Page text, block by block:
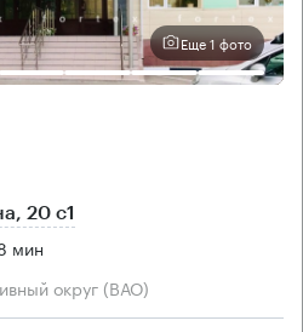
Еще 1 фото
20 с1
мин
округ (ВАО)